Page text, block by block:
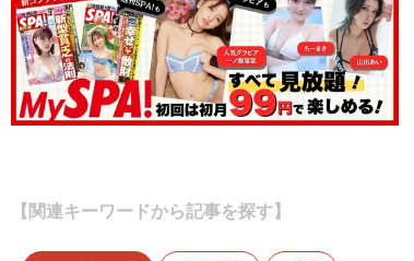
【関連キーワードから記事を探す】